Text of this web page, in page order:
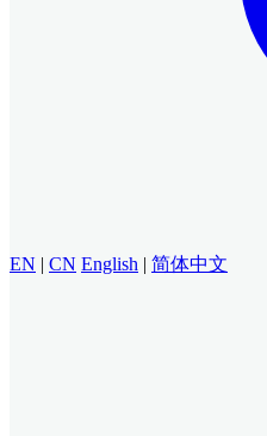
EN | CN English | 简体中文